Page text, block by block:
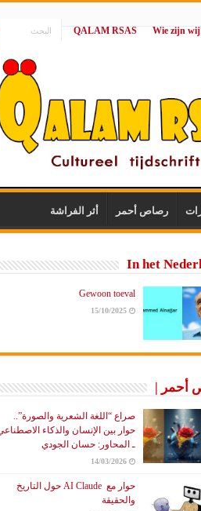
|
QALAM RSAS
رصاص أحمر أثر الفراشة
In het
Gewoon toeval
15/10/2025
أحمر |
صراع “اللغة الشعرية والصورة”..
حوار بين الإنسان والذكاء
ـ المحاور: حسان الجودي
14/03/2026
حوار مع AI Claude حول التاريخ
والحقيقة